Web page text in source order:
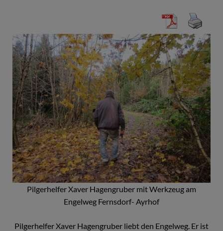
Pilgerhelfer Xaver Hagengruber mit Werkzeug am
Engelweg Fernsdorf- Ayrhof
Pilgerhelfer Xaver Hagengruber liebt den Engelweg. Er ist